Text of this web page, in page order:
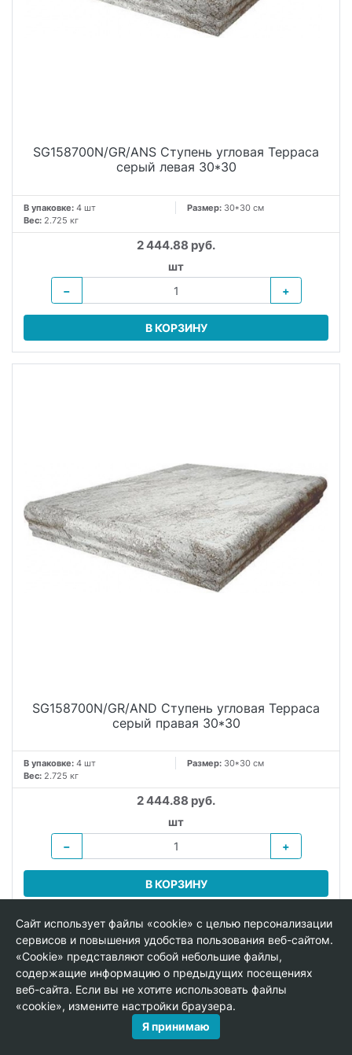
SG158700N/GR/ANS Ступень угловая Терраса
серый левая 30*30
В упаковке: 4 шт Размер: 30*30 см
Вес: 2.725 кг
2 444.88 руб.
шт
−
+
В КОРЗИНУ
SG158700N/GR/AND Ступень угловая Терраса
серый правая 30*30
В упаковке: 4 шт Размер: 30*30 см
Вес: 2.725 кг
2 444.88 руб.
шт
−
+
В КОРЗИНУ
Сайт использует файлы «cookie» с целью персонализации
сервисов и повышения удобства пользования веб-сайтом.
«Cookie» представляют собой небольшие файлы,
содержащие информацию о предыдущих посещениях
веб-сайта. Если вы не хотите использовать файлы
«cookie», измените настройки браузера.
Я принимаю